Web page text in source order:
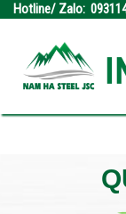
Hotline/ Zalo: